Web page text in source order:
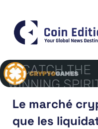
Le marché
que les